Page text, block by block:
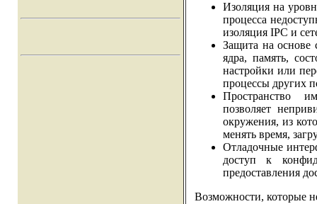
Изоляция на
процесса
изоляция IPC и
Защита на основе
ядра, память,
настройки или
процессы других
Пространство
позволяет
окружения, из
менять время,
Отладочные
доступ к
предоставления
Возможности, которые